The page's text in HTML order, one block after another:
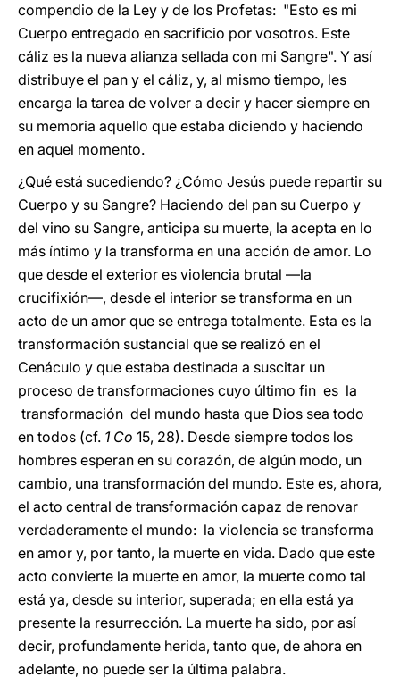
compendio de la Ley y de los Profetas: "Esto es mi
Cuerpo entregado en sacrificio por vosotros. Este
cáliz es la nueva alianza sellada con mi Sangre". Y así
distribuye el pan y el cáliz, y, al mismo tiempo, les
encarga la tarea de volver a decir y hacer siempre en
su memoria aquello que estaba diciendo y haciendo
en aquel momento.
¿Qué está sucediendo? ¿Cómo Jesús puede repartir su
Cuerpo y su Sangre? Haciendo del pan su Cuerpo y
del vino su Sangre, anticipa su muerte, la acepta en lo
más íntimo y la transforma en una acción de amor. Lo
que desde el exterior es violencia brutal ―la
crucifixión―, desde el interior se transforma en un
acto de un amor que se entrega totalmente. Esta es la
transformación sustancial que se realizó en el
Cenáculo y que estaba destinada a suscitar un
proceso de transformaciones cuyo último fin es la
transformación del mundo hasta que Dios sea todo
en todos (cf. 1 Co 15, 28). Desde siempre todos los
hombres esperan en su corazón, de algún modo, un
cambio, una transformación del mundo. Este es, ahora,
el acto central de transformación capaz de renovar
verdaderamente el mundo: la violencia se transforma
en amor y, por tanto, la muerte en vida. Dado que este
acto convierte la muerte en amor, la muerte como tal
está ya, desde su interior, superada; en ella está ya
presente la resurrección. La muerte ha sido, por así
decir, profundamente herida, tanto que, de ahora en
adelante, no puede ser la última palabra.